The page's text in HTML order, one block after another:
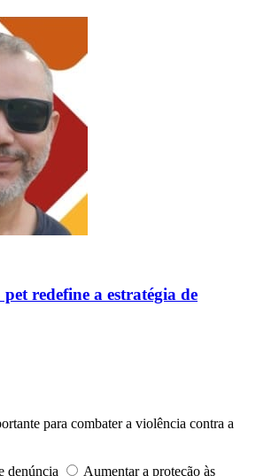
redefine a estratégia de
para combater a violência contra a
denúncia Aumentar a proteção às